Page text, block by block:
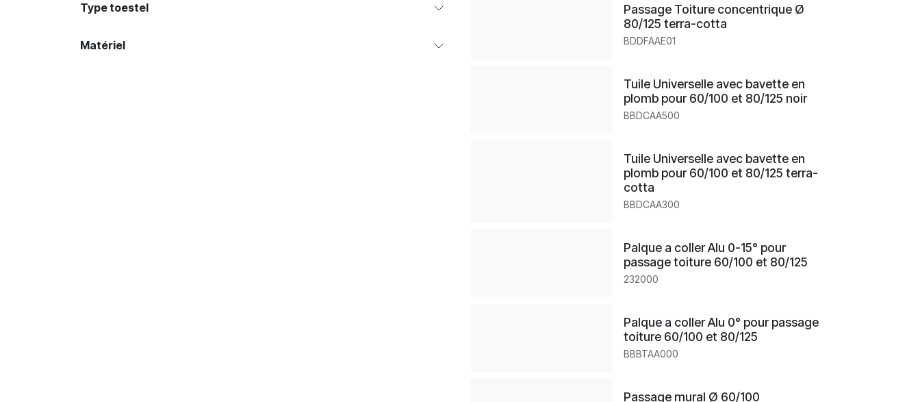
Type toestel
Matériel
Passage Toiture concentrique Ø
80/125 terra-cotta
BDDFAAE01
Tuile Universelle avec bavette en
plomb pour 60/100 et 80/125 noir
BBDCAA500
Tuile Universelle avec bavette en
plomb pour 60/100 et 80/125 terra-
cotta
BBDCAA300
Palque a coller Alu 0-15° pour
passage toiture 60/100 et 80/125
232000
Palque a coller Alu 0° pour passage
toiture 60/100 et 80/125
BBBTAA000
Passage mural Ø 60/100